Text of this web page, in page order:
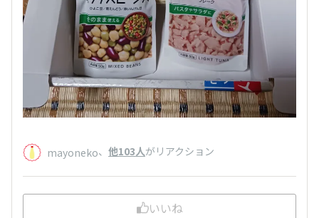
mayoneko、 他103人がリアクション
いいね